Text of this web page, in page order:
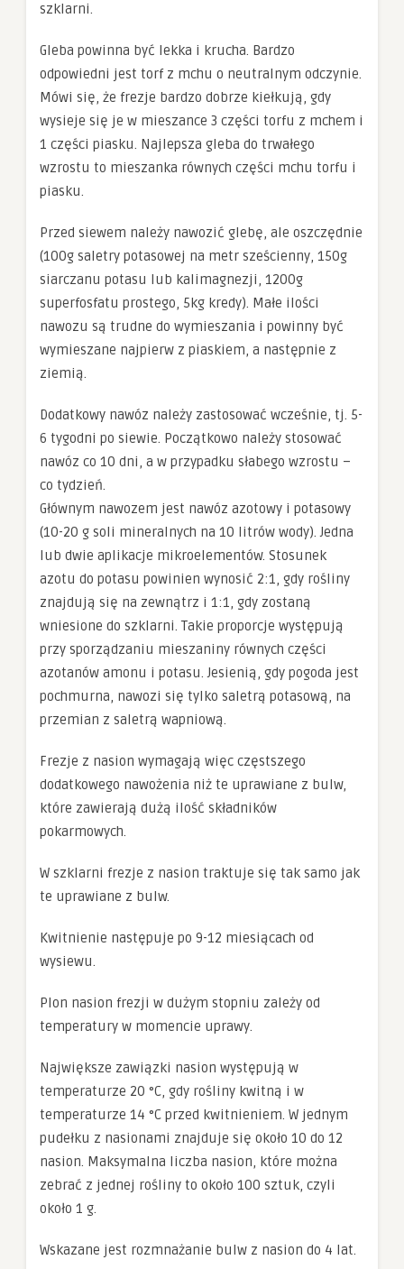
szklarni.
Gleba powinna być lekka i krucha. Bardzo
odpowiedni jest torf z mchu o neutralnym odczynie.
Mówi się, że frezje bardzo dobrze kiełkują, gdy
wysieje się je w mieszance 3 części torfu z mchem i
1 części piasku. Najlepsza gleba do trwałego
wzrostu to mieszanka równych części mchu torfu i
piasku.
Przed siewem należy nawozić glebę, ale oszczędnie
(100g saletry potasowej na metr sześcienny, 150g
siarczanu potasu lub kalimagnezji, 1200g
superfosfatu prostego, 5kg kredy). Małe ilości
nawozu są trudne do wymieszania i powinny być
wymieszane najpierw z piaskiem, a następnie z
ziemią.
Dodatkowy nawóz należy zastosować wcześnie, tj. 5-
6 tygodni po siewie. Początkowo należy stosować
nawóz co 10 dni, a w przypadku słabego wzrostu –
co tydzień.
Głównym nawozem jest nawóz azotowy i potasowy
(10-20 g soli mineralnych na 10 litrów wody). Jedna
lub dwie aplikacje mikroelementów. Stosunek
azotu do potasu powinien wynosić 2:1, gdy rośliny
znajdują się na zewnątrz i 1:1, gdy zostaną
wniesione do szklarni. Takie proporcje występują
przy sporządzaniu mieszaniny równych części
azotanów amonu i potasu. Jesienią, gdy pogoda jest
pochmurna, nawozi się tylko saletrą potasową, na
przemian z saletrą wapniową.
Frezje z nasion wymagają więc częstszego
dodatkowego nawożenia niż te uprawiane z bulw,
które zawierają dużą ilość składników
pokarmowych.
W szklarni frezje z nasion traktuje się tak samo jak
te uprawiane z bulw.
Kwitnienie następuje po 9-12 miesiącach od
wysiewu.
Plon nasion frezji w dużym stopniu zależy od
temperatury w momencie uprawy.
Największe zawiązki nasion występują w
temperaturze 20 °C, gdy rośliny kwitną i w
temperaturze 14 °C przed kwitnieniem. W jednym
pudełku z nasionami znajduje się około 10 do 12
nasion. Maksymalna liczba nasion, które można
zebrać z jednej rośliny to około 100 sztuk, czyli
około 1 g.
Wskazane jest rozmnażanie bulw z nasion do 4 lat.